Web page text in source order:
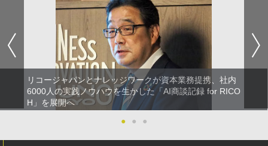
リコージャパンとナレッジワークが資本業務提携、社内
6000人の実践ノウハウを生かした「AI商談記録 for RICO
H」を展開へ
●
● ●